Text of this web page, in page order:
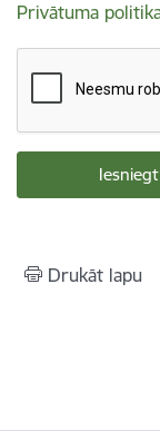
Privātuma
Drukāt lapu